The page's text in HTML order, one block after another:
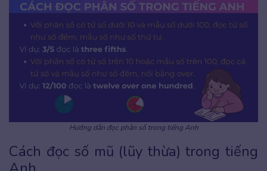
Hướng dẫn đọc phân số trong tiếng Anh
Cách đọc số mũ (lũy thừa) trong tiếng